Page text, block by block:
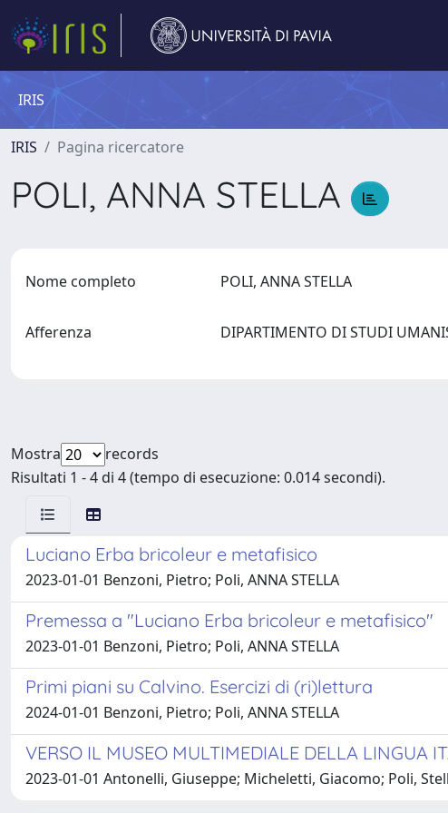
IRIS
IRIS Pagina ricercatore
POLI, ANNA STELLA
Nome completo POLI, ANNA STELLA
Afferenza DIPARTIMENTO DI STUDI
Mostra
records
Risultati 1 - 4 di 4 (tempo di esecuzione: 0.014 secondi).
Luciano Erba bricoleur e metafisico
2023-01-01 Benzoni, Pietro; Poli, ANNA STELLA
Premessa a "Luciano Erba bricoleur e metafisico"
2023-01-01 Benzoni, Pietro; Poli, ANNA STELLA
Primi piani su Calvino. Esercizi di (ri)lettura
2024-01-01 Benzoni, Pietro; Poli, ANNA STELLA
VERSO IL MUSEO MULTIMEDIALE DELLA LINGUA
2023-01-01 Antonelli, Giuseppe; Micheletti, Giacomo; Poli,